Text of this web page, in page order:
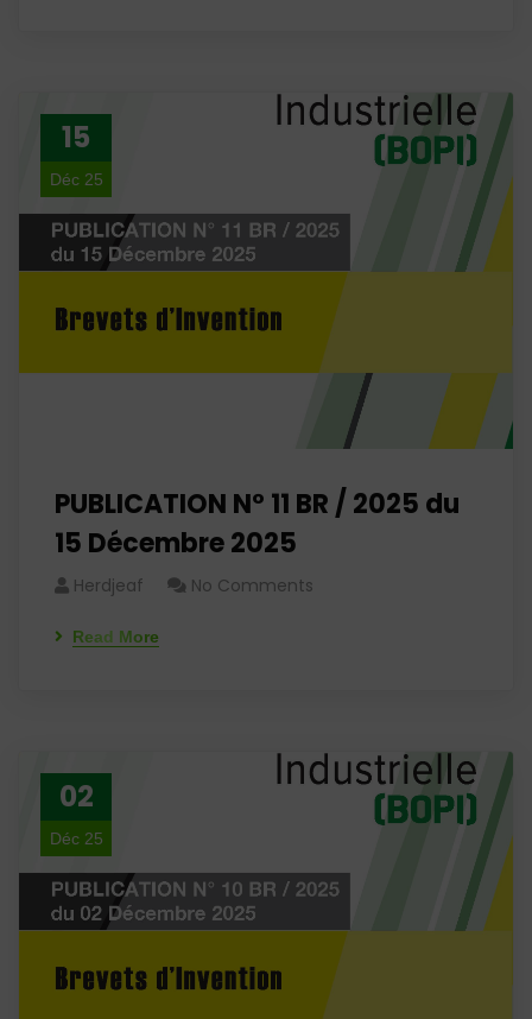
15
Déc 25
PUBLICATION N° 11 BR / 2025 du
15 Décembre 2025
Herdjeaf No Comments
Read More
02
Déc 25